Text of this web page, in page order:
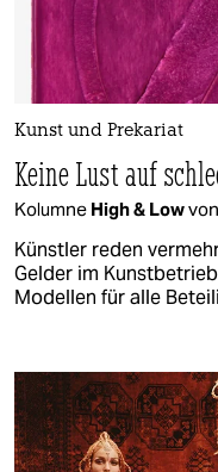
Kunst und Prekariat
Keine Lust auf
Kolumne High & Lowvon
Künstler reden
Gelder im
Modellen für alle